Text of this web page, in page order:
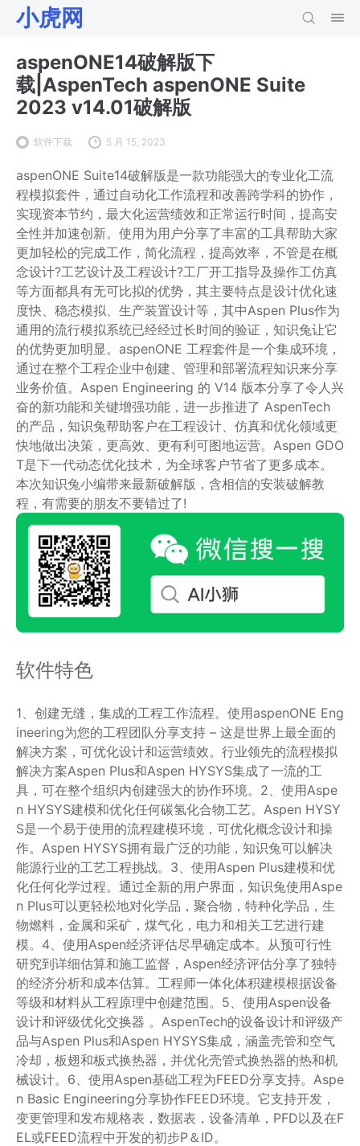
小虎网
aspenONE14破解版下
载|AspenTech aspenONE Suite
2023 v14.01破解版
软件下载 5 月 15, 2023
aspenONE Suite14破解版是一款功能强大的专业化工流
程模拟套件，通过自动化工作流程和改善跨学科的协作，
实现资本节约，最大化运营绩效和正常运行时间，提高安
全性并加速创新。使用为用户分享了丰富的工具帮助大家
更加轻松的完成工作，简化流程，提高效率，不管是在概
念设计?工艺设计及工程设计?工厂开工指导及操作工仿真
等方面都具有无可比拟的优势，其主要特点是设计优化速
度快、稳态模拟、生产装置设计等，其中Aspen Plus作为
通用的流行模拟系统已经经过长时间的验证，知识兔让它
的优势更加明显。aspenONE 工程套件是一个集成环境，
通过在整个工程企业中创建、管理和部署流程知识来分享
业务价值。Aspen Engineering 的 V14 版本分享了令人兴
奋的新功能和关键增强功能，进一步推进了 AspenTech
的产品，知识兔帮助客户在工程设计、仿真和优化领域更
快地做出决策，更高效、更有利可图地运营。Aspen GDO
T是下一代动态优化技术，为全球客户节省了更多成本。
本次知识兔小编带来最新破解版，含相信的安装破解教
程，有需要的朋友不要错过了!
软件特色
1、创建无缝，集成的工程工作流程。使用aspenONE Eng
ineering为您的工程团队分享支持 – 这是世界上最全面的
解决方案，可优化设计和运营绩效。行业领先的流程模拟
解决方案Aspen Plus和Aspen HYSYS集成了一流的工
具，可在整个组织内创建强大的协作环境。2、使用Aspe
n HYSYS建模和优化任何碳氢化合物工艺。Aspen HYSY
S是一个易于使用的流程建模环境，可优化概念设计和操
作。Aspen HYSYS拥有最广泛的功能，知识兔可以解决
能源行业的工艺工程挑战。3、使用Aspen Plus建模和优
化任何化学过程。通过全新的用户界面，知识兔使用Aspe
n Plus可以更轻松地对化学品，聚合物，特种化学品，生
物燃料，金属和采矿，煤气化，电力和相关工艺进行建
模。4、使用Aspen经济评估尽早确定成本。从预可行性
研究到详细估算和施工监督，Aspen经济评估分享了独特
的经济分析和成本估算。工程师一体化体积建模根据设备
等级和材料从工程原理中创建范围。5、使用Aspen设备
设计和评级优化交换器 。AspenTech的设备设计和评级产
品与Aspen Plus和Aspen HYSYS集成，涵盖壳管和空气
冷却，板翅和板式换热器，并优化壳管式换热器的热和机
械设计。6、使用Aspen基础工程为FEED分享支持。Aspe
n Basic Engineering分享协作FEED环境。它支持开发，
变更管理和发布规格表，数据表，设备清单，PFD以及在F
EL或FEED流程中开发的初步P＆ID。